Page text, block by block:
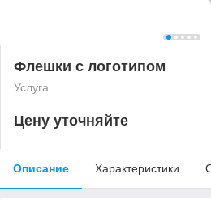
Флешки с логотипом
Услуга
Цену уточняйте
Описание Характеристики